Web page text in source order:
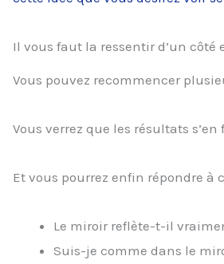
Il vous faut la ressentir d’un côté
Vous pouvez recommencer
Vous verrez que les résultats
Et vous pourrez enfin répondre à
Le miroir reflète-t-il
Suis-je comme dans le